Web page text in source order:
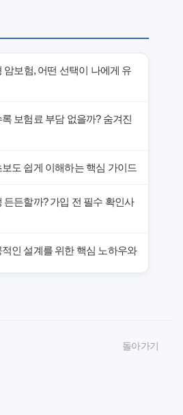
보험, 어떤 선택이 나에게 유
보험료 부담 없을까? 숨겨진
도 쉽게 이해하는 핵심 가이드
든할까? 가입 전 필수 확인사
인 설계를 위한 핵심 노하우와
돌아가기